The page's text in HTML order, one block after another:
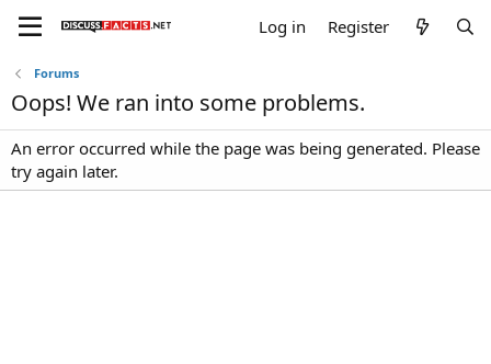
Log in Register
Forums
Oops! We ran into some problems.
An error occurred while the page was being generated. Please
try again later.